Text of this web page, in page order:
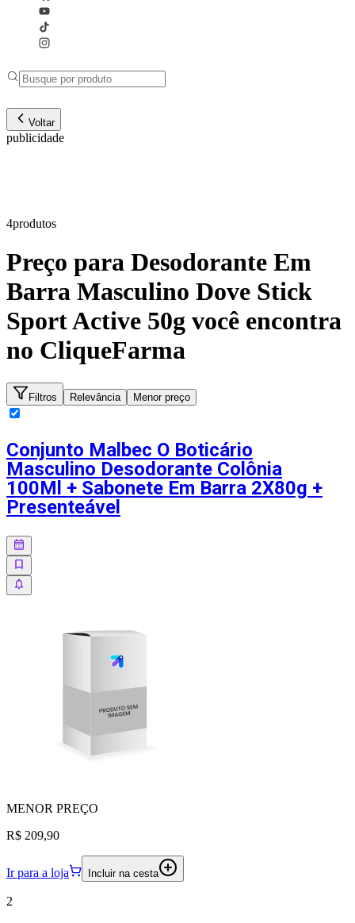
Voltar
publicidade
4produtos
Preço para Desodorante Em
Barra Masculino Dove Stick
Sport Active 50g você encontra
no CliqueFarma
Filtros Relevância Menor preço
Conjunto Malbec O Boticário
Masculino Desodorante Colônia
100Ml + Sabonete Em Barra 2X80g +
Presenteável
MENOR PREÇO
R$ 209,90
Ir para a loja Incluir na cesta
2